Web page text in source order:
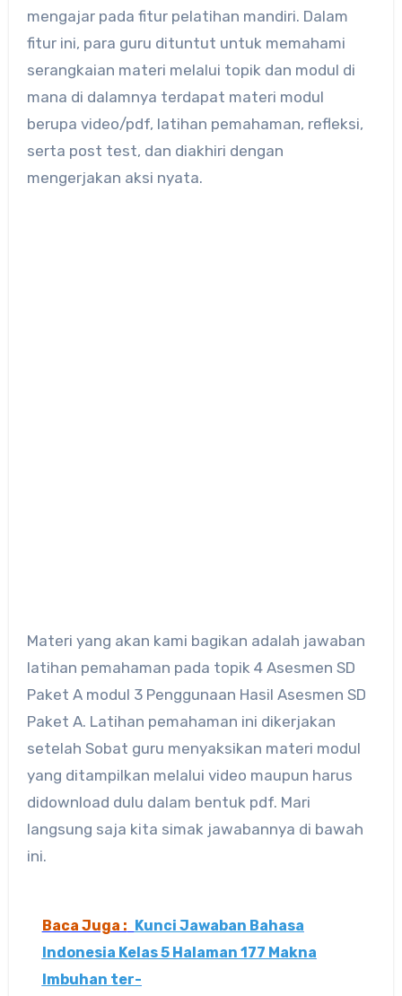
mengajar pada fitur pelatihan mandiri. Dalam
fitur ini, para guru dituntut untuk memahami
serangkaian materi melalui topik dan modul di
mana di dalamnya terdapat materi modul
berupa video/pdf, latihan pemahaman, refleksi,
serta post test, dan diakhiri dengan
mengerjakan aksi nyata.
Materi yang akan kami bagikan adalah jawaban
latihan pemahaman pada topik 4 Asesmen SD
Paket A modul 3 Penggunaan Hasil Asesmen SD
Paket A. Latihan pemahaman ini dikerjakan
setelah Sobat guru menyaksikan materi modul
yang ditampilkan melalui video maupun harus
didownload dulu dalam bentuk pdf. Mari
langsung saja kita simak jawabannya di bawah
ini.
Baca Juga : Kunci Jawaban Bahasa
Indonesia Kelas 5 Halaman 177 Makna
Imbuhan ter-